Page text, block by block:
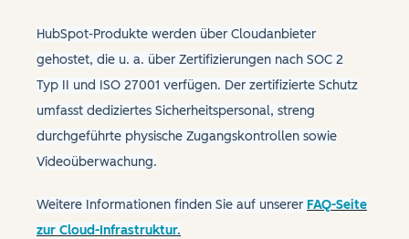
HubSpot-Produkte werden über Cloudanbieter
gehostet, die u. a. über Zertifizierungen nach SOC 2
Typ II und ISO 27001 verfügen. Der zertifizierte Schutz
umfasst dediziertes Sicherheitspersonal, streng
durchgeführte physische Zugangskontrollen sowie
Videoüberwachung.
Weitere Informationen finden Sie auf unserer FAQ-Seite
zur Cloud-Infrastruktur.